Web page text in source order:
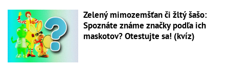
Zelený mimozemšťan či žltý šašo:
Spoznáte známe značky podľa ich
maskotov? Otestujte sa! (kvíz)